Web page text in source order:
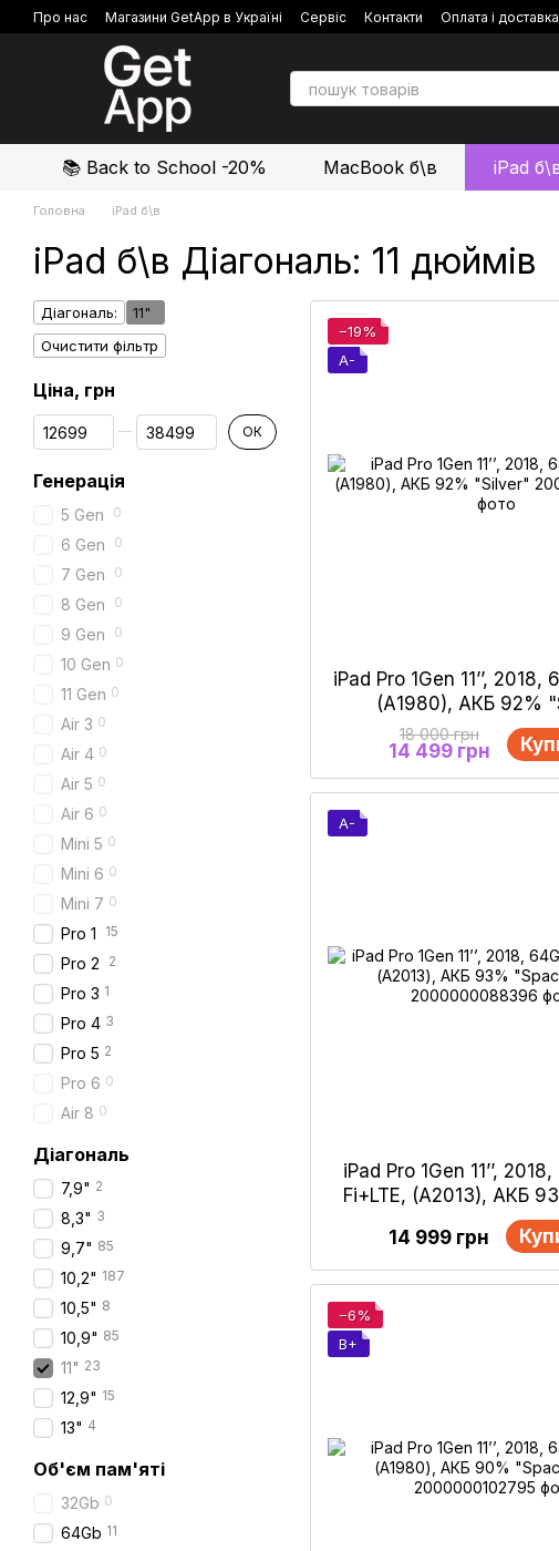
Перейти до основного контенту
Про нас Магазини GetApp в Україні Сервіс Контакти Оплата і доставка
Політика конфіденційності
Відгуки про магазин
📚 Back to School -20% MacBook б\в iPad
Головна iPad б\в
iPad б\в Діагональ: 11 дюймів
−19%
A-
iPad Pro 1Gen 11’’, 2018,
(А1980), АКБ 92%
18 000 грн
14 499 грн
A-
iPad Pro 1Gen 11’’,
Fi+LTE, (А2013), АКБ
Gray"
14 999 грн
−6%
B+
Діагональ:
11"
Очистити фільтр
Ціна, грн
Від Ціна, грн
До Ціна, грн ОК
Генерація
5 Gen 0
6 Gen 0
7 Gen 0
8 Gen 0
9 Gen 0
10 Gen 0
11 Gen 0
Air 3 0
Air 4 0
Air 5 0
Air 6 0
Mini 5 0
Mini 6 0
Mini 7 0
Pro 1 15
Pro 2 2
Pro 3 1
Pro 4 3
Pro 5 2
Pro 6 0
Air 8 0
Діагональ
7,9" 2
8,3" 3
9,7" 85
10,2" 187
10,5" 8
10,9" 85
11" 23
12,9" 15
13" 4
Об'єм пам'яті
32Gb 0
64Gb 11